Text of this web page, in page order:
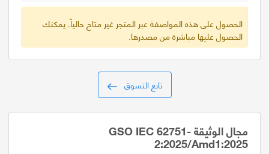
الحصول على هذه المواصفة عبر المتجر غير متاح حالياً. يمكنك
الحصول عليها مباشرة من مصدرها.
تابع التسوق
مجال الوثيقة GSO IEC 62751-
2:2025/Amd1:2025